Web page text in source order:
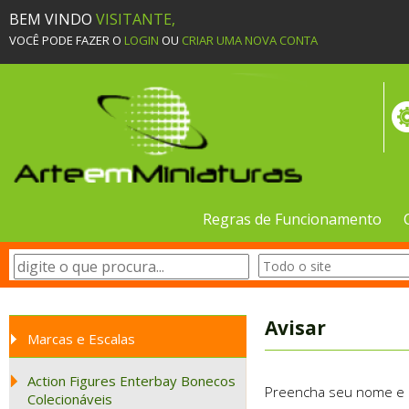
BEM VINDO VISITANTE,
VOCÊ PODE FAZER O LOGIN OU CRIAR UMA NOVA CONTA
Regras de Funcionamento
Marcas e Escalas
Action Figures Enterbay Bonecos
Colecionáveis
Avisar
Preencha seu nome